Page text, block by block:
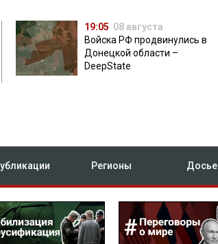
19:05 08 августа
Войска РФ продвинулись в
Донецкой области –
DeepState
Регионы Досье